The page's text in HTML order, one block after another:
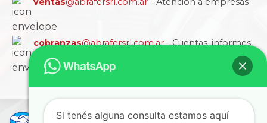
cobranzas@abrafersrl.com.ar- Cuentas, informes
y comprobantes
Si tenés alguna consulta estamos aquí